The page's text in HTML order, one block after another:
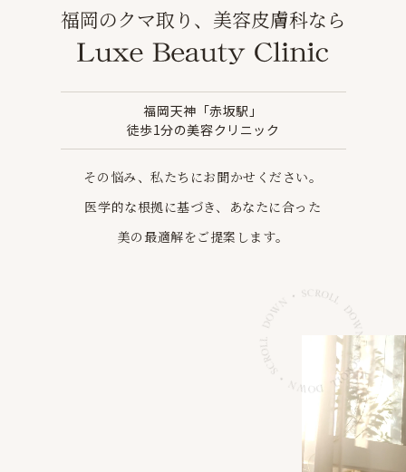
福岡のクマ取り、美容皮膚科なら
福岡天神「赤坂駅」
徒歩1分の美容クリニック
その悩み、私たちにお聞かせください。
医学的な根拠に基づき、あなたに合った
美の最適解をご提案します。